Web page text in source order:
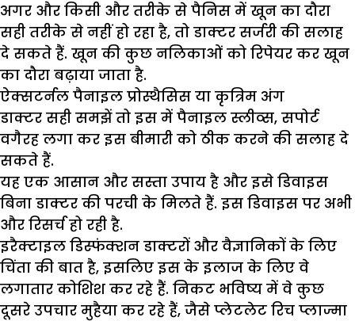
अगर और किसी और तरीके से पैनिस में खून का दौरा
सही तरीके से नहीं हो रहा है, तो डाक्टर सर्जरी की सलाह
दे सकते हैं. खून की कुछ नलिकाओं को रिपेयर कर खून
का दौरा बढ़ाया जाता है.
ऐक्सटर्नल पैनाइल प्रोस्थैसिस या कृत्रिम अंग
डाक्टर सही समझें तो इस में पैनाइल स्लीव्स, सपोर्ट
वगैरह लगा कर इस बीमारी को ठीक करने की सलाह दे
सकते हैं.
यह एक आसान और सस्ता उपाय है और इसे डिवाइस
बिना डाक्टर की परची के मिलते हैं. इस डिवाइस पर अभी
और रिसर्च हो रही है.
इरैक्टाइल डिस्फंक्शन डाक्टरों और वैज्ञानिकों के लिए
चिंता की बात है, इसलिए इस के इलाज के लिए वे
लगातार कोशिश कर रहे हैं. निकट भविष्य में वे कुछ
दूसरे उपचार मुहैया कर रहे हैं, जैसे प्लेटलेट रिच प्लाज्मा